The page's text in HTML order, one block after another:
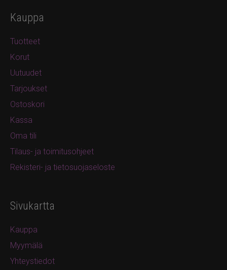
Kauppa
Tuotteet
Korut
Uutuudet
Tarjoukset
Ostoskori
Kassa
Oma tili
Tilaus- ja toimitusohjeet
Rekisteri- ja tietosuojaseloste
Sivukartta
Kauppa
Myymälä
Yhteystiedot